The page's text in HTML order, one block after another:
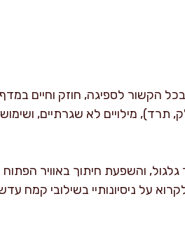
הקשור לספיגה, חוזק וחיים
תרד), מילויים לא שגרתיים, ושימוש
והשפעת חיתוך באוויר הפתוח
על ניסיונותיי בשילובי קמח